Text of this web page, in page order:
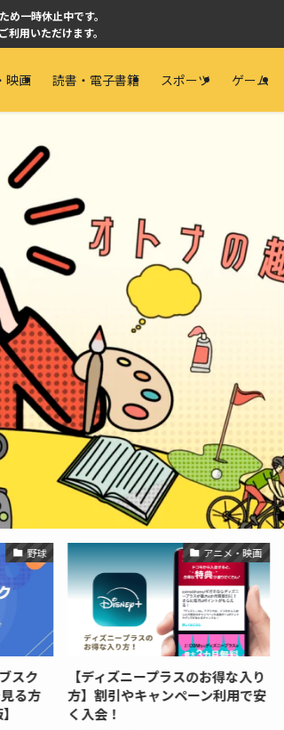
め一時休止中です。
用いただけます。
映画 読書・電子書籍 スポーツ ゲーム
野球
スク
る方
アニメ・映画
【ディズニープラスのお得な入り
方】割引やキャンペーン利用で安
く入会！